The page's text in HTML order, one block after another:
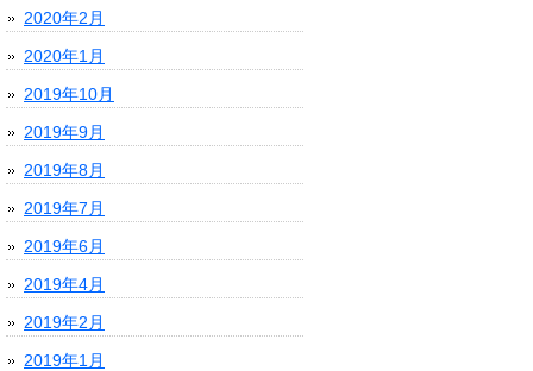
2020年2月
2020年1月
2019年10月
2019年9月
2019年8月
2019年7月
2019年6月
2019年4月
2019年2月
2019年1月